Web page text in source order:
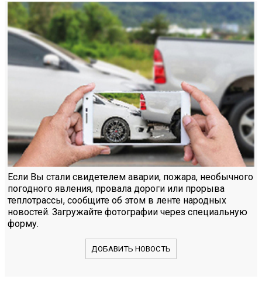
Если Вы стали свидетелем аварии, пожара, необычного
погодного явления, провала дороги или прорыва
теплотрассы, сообщите об этом в ленте народных
новостей. Загружайте фотографии через специальную
форму.
ДОБАВИТЬ НОВОСТЬ